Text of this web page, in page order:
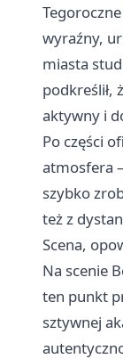
wyraźny,
miasta
podkreślił,
aktywny i
Po części
atmosfera
szybko
też z
Scena,
Na scenie
ten punkt
sztywnej